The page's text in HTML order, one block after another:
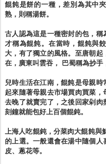
餛飩是餅的一種，差別為其中
熟，則稱湯餅。
古人認為這是一種密封的包，
才稱為餛飩。在當時，餛飩與
大，有了獨立的風格。至唐朝
在，廣東叫雲吞， 巴蜀稱為抄手
兒時生活在江南，餛飩是母親
起來隨著母親去市場買肉買菜
去晚了就賣完了，之後回家剁
刻鐘就能包好上百個餛鈍。
上海人吃餛鈍，分菜肉大餛飩與
的上選。一般還會在湯中隨個
皮、蔥花等。